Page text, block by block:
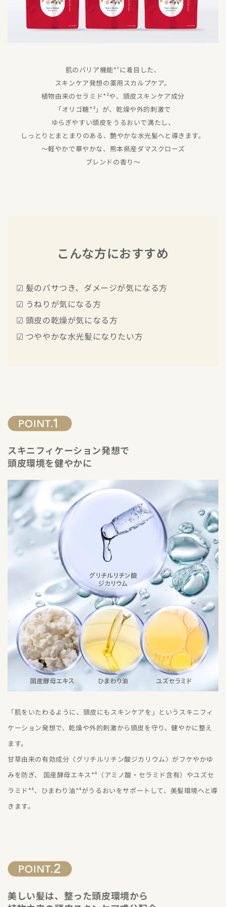
肌のバリア機能*¹に着目した、
スキンケア発想の薬用スカルプケア。
植物由来のセラミド*²や、頭皮スキンケア成分
「オリゴ糖*³」が、乾燥や外的刺激で
ゆらぎやすい頭皮をうるおいで満たし、
しっとりとまとまりのある、艶やかな水光髪へと導きます。
〜軽やかで華やかな、熊本県産ダマスクローズ
ブレンドの香り〜
こんな方におすすめ
☑ 髪のパサつき、ダメージが気になる方
☑ うねりが気になる方
☑ 頭皮の乾燥が気になる方
☑ つややかな水光髪になりたい方
スキニフィケーション発想で
頭皮環境を健やかに
「肌をいたわるように、頭皮にもスキンケアを」というスキニフィ
ケーション発想で、乾燥や外的刺激から頭皮を守り、健やかに整え
ます。
甘草由来の有効成分〈グリチルリチン酸ジカリウム〉がフケやかゆ
みを防ぎ、 国産酵母エキス*⁴（アミノ酸・セラミド含有）やユズセ
ラミド*⁴、ひまわり油*⁴がうるおいをサポートして、美髪環境へと導
きます。
美しい髪は、整った頭皮環境から